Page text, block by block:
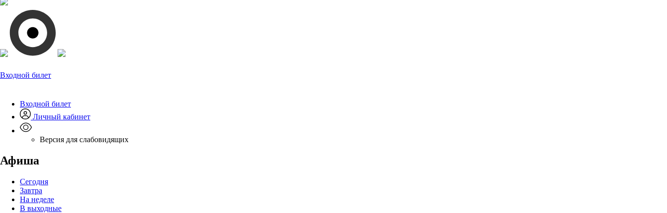
Входной билет
Входной билет
Личный кабинет
Версия для слабовидящих
Афиша
Сегодня
Завтра
На неделе
В выходные